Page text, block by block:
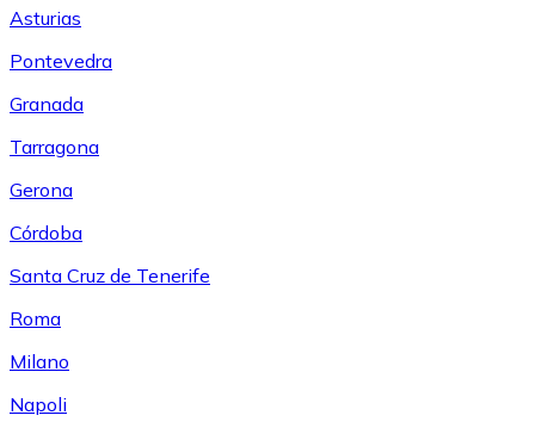
Asturias
Pontevedra
Granada
Tarragona
Gerona
Córdoba
Santa Cruz de Tenerife
Roma
Milano
Napoli